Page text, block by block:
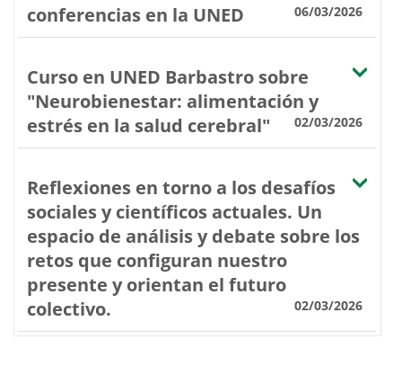
conferencias en la UNED
06/03/2026
Curso en UNED Barbastro sobre
"Neurobienestar: alimentación y
estrés en la salud cerebral"
02/03/2026
Reflexiones en torno a los desafíos
sociales y científicos actuales. Un
espacio de análisis y debate sobre los
retos que configuran nuestro
presente y orientan el futuro
colectivo.
02/03/2026